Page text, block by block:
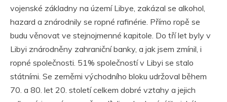
vojenské základny na území Libye, zakázal se alkohol,
hazard a znárodnily se ropné rafinérie. Přímo ropě se
budu věnovat ve stejnojmenné kapitole. Do tří let byly v
Libyi znárodněny zahraniční banky, a jak jsem zmínil, i
ropné společnosti. 51% společností v Libyi se stalo
státními. Se zeměmi východního bloku udržoval během
70. a 80. let 20. století celkem dobré vztahy a jejich